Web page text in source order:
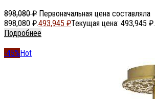
898,080₽ Первоначальная цена составляла
898,080 ₽.493,945 ₽Текущая цена: 493,945 ₽.
Подробнее
-45%Hot